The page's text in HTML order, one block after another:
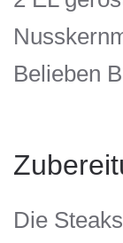
Belieben
Die